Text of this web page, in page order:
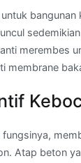
bangunan
merembes
membrane
fungsinya,
Atap beton